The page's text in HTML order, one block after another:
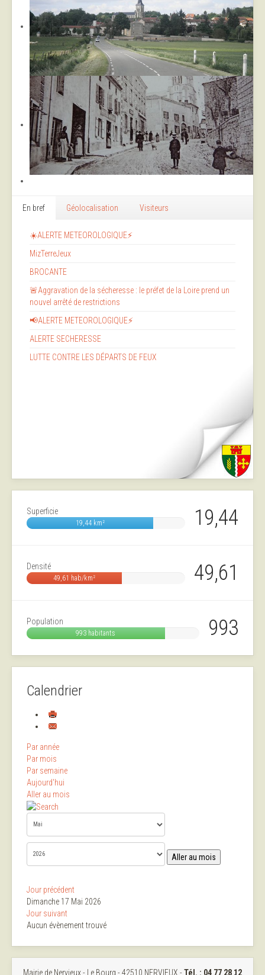
En bref Géolocalisation Visiteurs
☀️ALERTE METEOROLOGIQUE⚡
MizTerreJeux
BROCANTE
🚨Aggravation de la sécheresse : le préfet de la Loire prend un
nouvel arrêté de restrictions
📢ALERTE METEOROLOGIQUE⚡
ALERTE SECHERESSE
LUTTE CONTRE LES DÉPARTS DE FEUX
19,44
Superficie
19,44 km²
49,61
Densité
49,61 hab/km²
993
Population
993 habitants
Calendrier
Par année
Par mois
Par semaine
Aujourd'hui
Aller au mois
Aller au mois
Jour précédent
Dimanche 17 Mai 2026
Jour suivant
Aucun évènement trouvé
Mairie de Nervieux - Le Bourg - 42510 NERVIEUX -Tél. : 04 77 28 12